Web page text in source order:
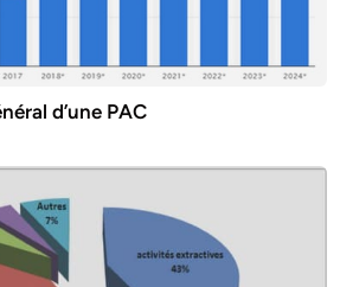
d’une PAC